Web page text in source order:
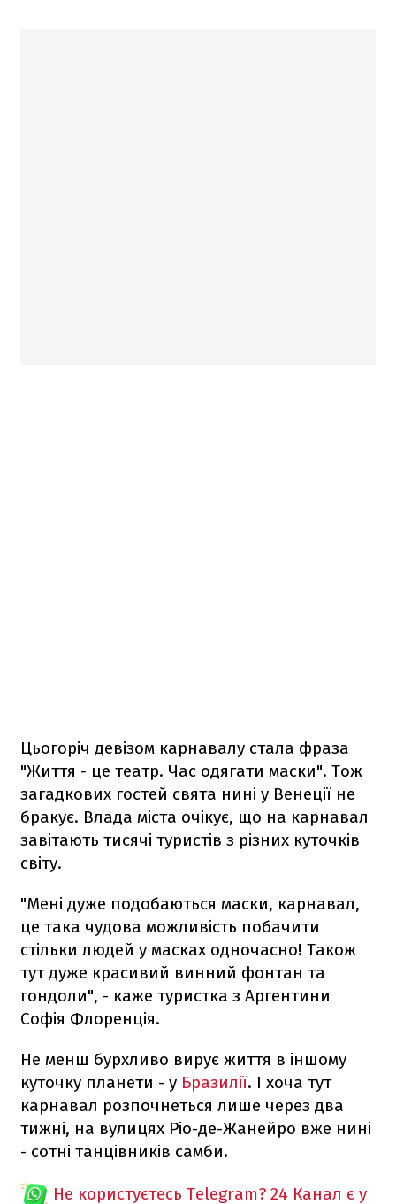
Цьогоріч девізом карнавалу стала фраза
"Життя - це театр. Час одягати маски". Тож
загадкових гостей свята нині у Венеції не
бракує. Влада міста очікує, що на карнавал
завітають тисячі туристів з різних куточків
світу.
"Мені дуже подобаються маски, карнавал,
це така чудова можливість побачити
стільки людей у масках одночасно! Також
тут дуже красивий винний фонтан та
гондоли", - каже туристка з Аргентини
Софія Флоренція.
Не менш бурхливо вирує життя в іншому
куточку планети - у Бразилії. І хоча тут
карнавал розпочнеться лише через два
тижні, на вулицях Ріо-де-Жанейро вже нині
- сотні танцівників самби.
Не користуєтесь Telegram? 24 Канал є у